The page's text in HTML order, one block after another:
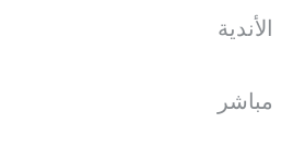
الأندية
مباشر